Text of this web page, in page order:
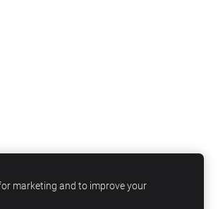
marketing and to improve your